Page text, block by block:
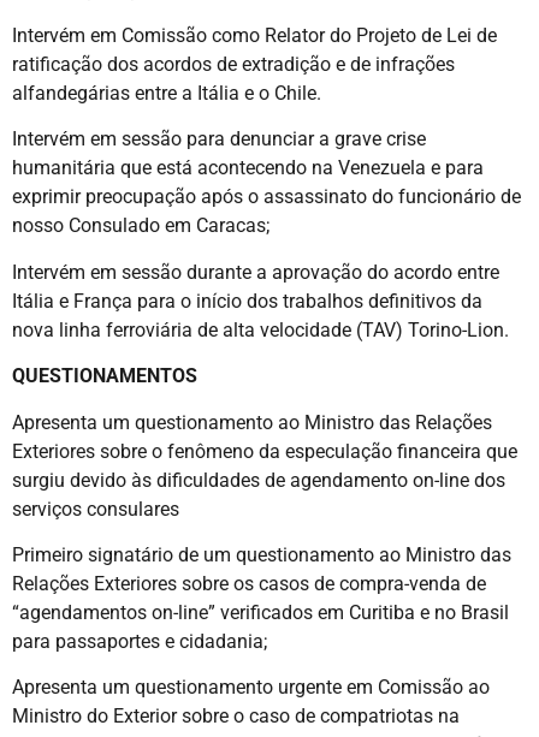
Intervém em Comissão como Relator do Projeto de Lei de
ratificação dos acordos de extradição e de infrações
alfandegárias entre a Itália e o Chile.
Intervém em sessão para denunciar a grave crise
humanitária que está acontecendo na Venezuela e para
exprimir preocupação após o assassinato do funcionário de
nosso Consulado em Caracas;
Intervém em sessão durante a aprovação do acordo entre
Itália e França para o início dos trabalhos definitivos da
nova linha ferroviária de alta velocidade (TAV) Torino-Lion.
QUESTIONAMENTOS
Apresenta um questionamento ao Ministro das Relações
Exteriores sobre o fenômeno da especulação financeira que
surgiu devido às dificuldades de agendamento on-line dos
serviços consulares
Primeiro signatário de um questionamento ao Ministro das
Relações Exteriores sobre os casos de compra-venda de
“agendamentos on-line” verificados em Curitiba e no Brasil
para passaportes e cidadania;
Apresenta um questionamento urgente em Comissão ao
Ministro do Exterior sobre o caso de compatriotas na